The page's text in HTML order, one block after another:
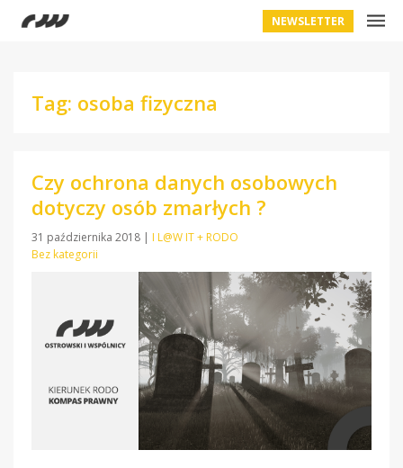
NEWSLETTER
Tag: osoba fizyczna
Czy ochrona danych osobowych
dotyczy osób zmarłych ?
31 października 2018 | I L@W IT + RODO
Bez kategorii